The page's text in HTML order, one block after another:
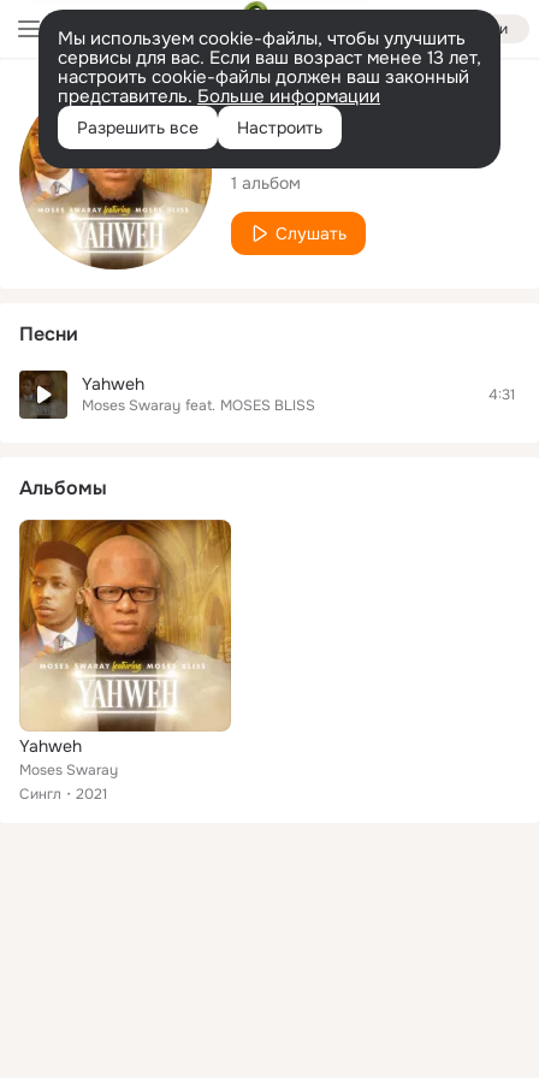
Войти
Мы используем cookie-файлы, чтобы улучшить
сервисы для вас. Если ваш возраст менее 13 лет,
настроить cookie-файлы должен ваш законный
представитель. Больше информации
Разрешить все Настроить
Исполнитель
Moses Swaray
1 альбом
Слушать
Песни
Yahweh
Moses Swaray feat. MOSES BLISS
4:31
Альбомы
Yahweh
Moses Swaray
Сингл
2021